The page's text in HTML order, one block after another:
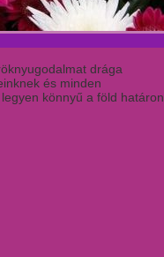
drága
és minden
könnyű a föld határon